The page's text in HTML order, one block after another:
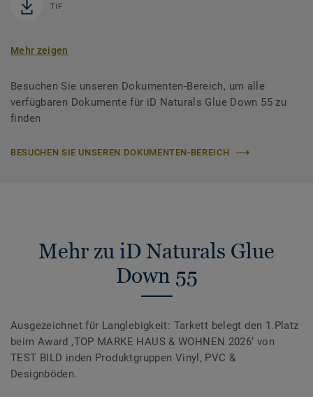
TIF
Mehr zeigen
Besuchen Sie unseren Dokumenten-Bereich, um alle
verfügbaren Dokumente für iD Naturals Glue Down 55 zu
finden
BESUCHEN SIE UNSEREN DOKUMENTEN-BEREICH
Mehr zu iD Naturals Glue
Down 55
Ausgezeichnet für Langlebigkeit: Tarkett belegt den 1.Platz
beim Award ‚TOP MARKE HAUS & WOHNEN 2026‘ von
TEST BILD inden Produktgruppen Vinyl, PVC &
Designböden.